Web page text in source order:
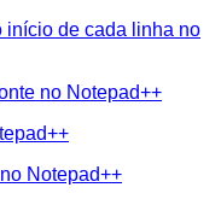
início de cada linha no
no Notepad++
Notepad++